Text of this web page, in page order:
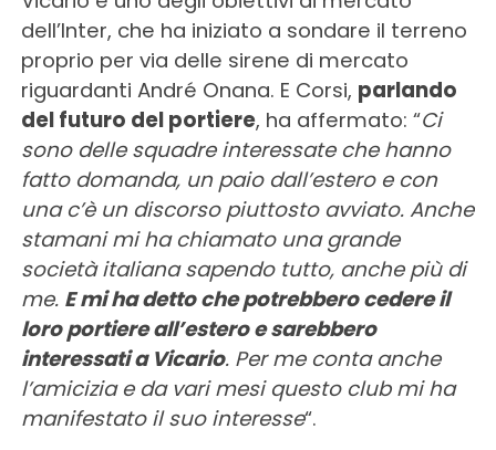
dell’Inter, che ha iniziato a sondare il terreno
proprio per via delle sirene di mercato
riguardanti André Onana. E Corsi, parlando
del futuro del portiere, ha affermato: “Ci
sono delle squadre interessate che hanno
fatto domanda, un paio dall’estero e con
una c’è un discorso piuttosto avviato. Anche
stamani mi ha chiamato una grande
società italiana sapendo tutto, anche più di
me. E mi ha detto che potrebbero cedere il
loro portiere all’estero e sarebbero
interessati a Vicario. Per me conta anche
l’amicizia e da vari mesi questo club mi ha
manifestato il suo interesse“.